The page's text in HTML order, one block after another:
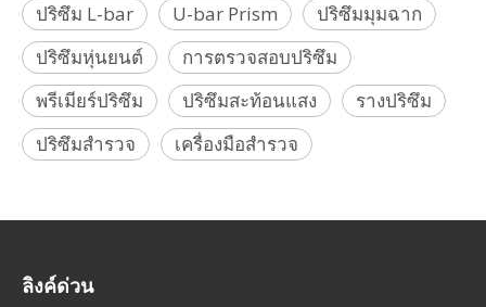
ปริซึม L-bar U-bar Prism
ปริซึมมุมฉาก
ปริซึมหุ่นยนต์
การตรวจสอบปริซึม
พรีเมียร์ปริซึม
ปริซึมสะท้อนแสง
รางปริซึม
ปริซึมสำรวจ
เครื่องมือสำรวจ
ลิงค์ด่วน